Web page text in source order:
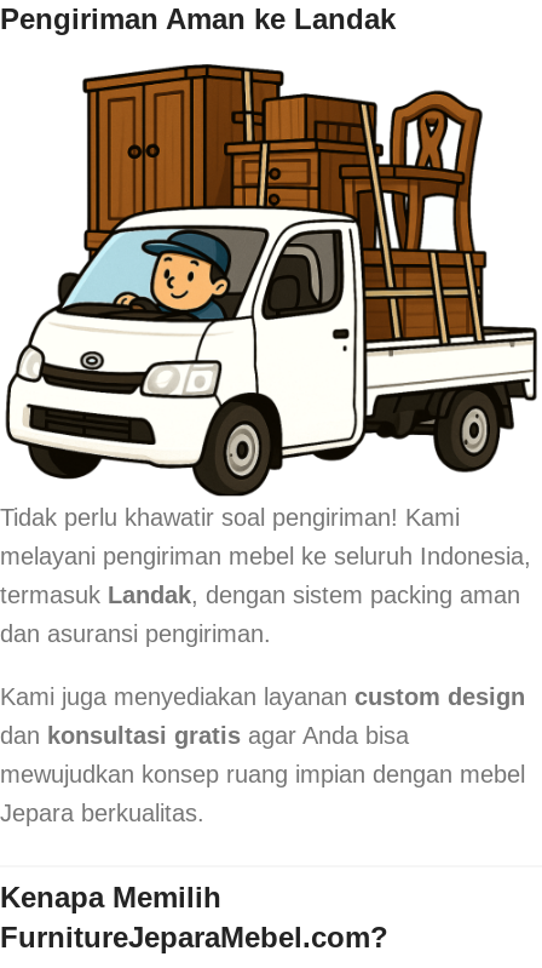
Pengiriman Aman ke Landak
Tidak perlu khawatir soal pengiriman! Kami
melayani pengiriman mebel ke seluruh Indonesia,
termasuk Landak, dengan sistem packing aman
dan asuransi pengiriman.
Kami juga menyediakan layanan custom design
dan konsultasi gratis agar Anda bisa
mewujudkan konsep ruang impian dengan mebel
Jepara berkualitas.
Kenapa Memilih
FurnitureJeparaMebel.com?